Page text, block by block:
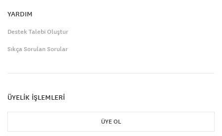
YARDIM
Destek Talebi Oluştur
Sıkça Sorulan Sorular
ÜYELİK İŞLEMLERİ
ÜYE OL